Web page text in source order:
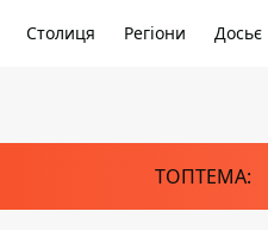
Столиця Регіони Досьє
ТОПТЕМА: